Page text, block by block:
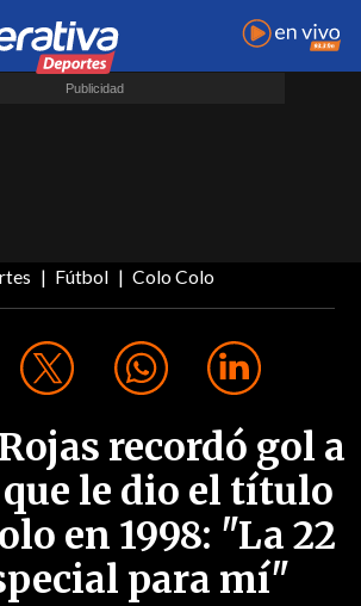
Fútbol Colo Colo
recordó gol a
le dio el título
en 1998: "La 22
para mí"